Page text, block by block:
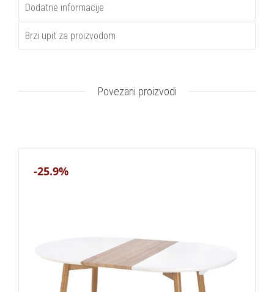
Dodatne informacije
Brzi upit za proizvodom
Povezani proizvodi
-25.9%